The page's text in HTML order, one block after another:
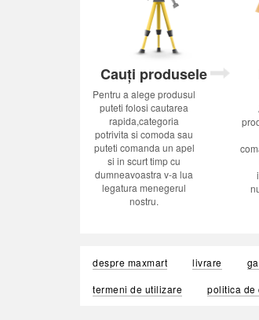
Cauți produsele
Pentru a alege produsul
puteti folosi cautarea
rapida,categoria
potrivita si comoda sau
puteti comanda un apel
si in scurt timp cu
dumneavoastra v-a lua
legatura menegerul
nostru.
despre maxmart livrare
termeni de utilizare
politica de